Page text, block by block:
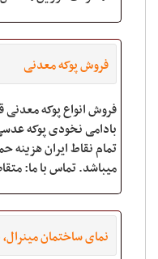
فروش پوکه معدنی
تمام نقاط ایران هزینه
میباشد. تماس با ما:
نمای ساختمان